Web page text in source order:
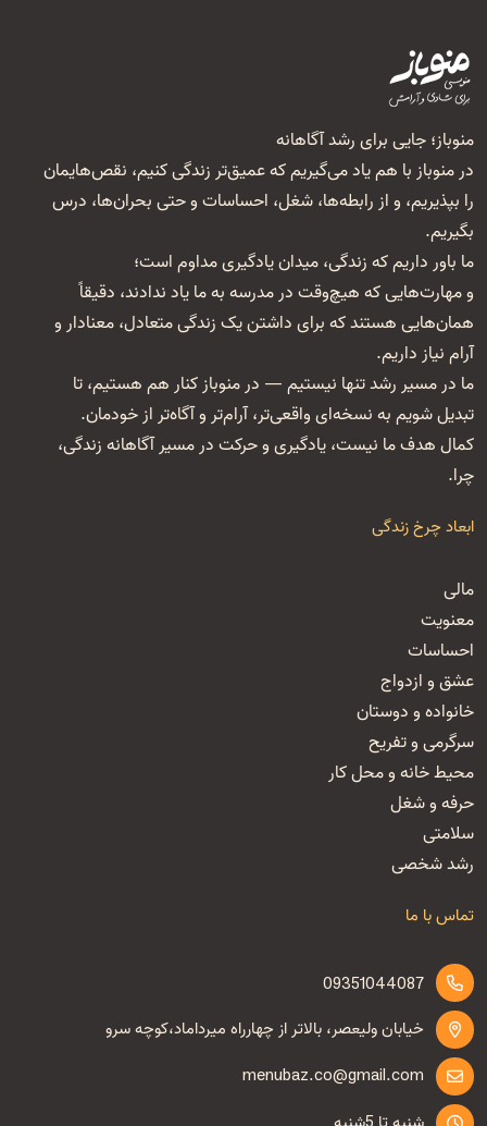
منوباز؛ جایی برای رشد آگاهانه
در منوباز با هم یاد می‌گیریم که عمیق‌تر زندگی کنیم، نقص‌هایمان
را بپذیریم، و از رابطه‌ها، شغل‌، احساسات و حتی بحران‌ها، درس
بگیریم.
ما باور داریم که زندگی، میدان یادگیری مداوم است؛
و مهارت‌هایی که هیچ‌وقت در مدرسه به ما یاد ندادند، دقیقاً
همان‌هایی هستند که برای داشتن یک زندگی متعادل، معنا‌دار و
آرام نیاز داریم.
ما در مسیر رشد تنها نیستیم — در منوباز کنار هم هستیم، تا
تبدیل شویم به نسخه‌ای واقعی‌تر، آرام‌تر و آگاه‌تر از خودمان.
کمال هدف ما نیست، یادگیری و حرکت در مسیر آگاهانه زندگی،
چرا.
ابعاد چرخ زندگی
مالی
معنویت
احساسات
عشق و ازدواج
خانواده و دوستان
سرگرمی و تفریح
محیط خانه و محل کار
حرفه و شغل
سلامتی
رشد شخصی
تماس با ما
09351044087
خیابان ولیعصر، بالاتر از چهارراه میرداماد،کوچه سرو
menubaz.co@gmail.com